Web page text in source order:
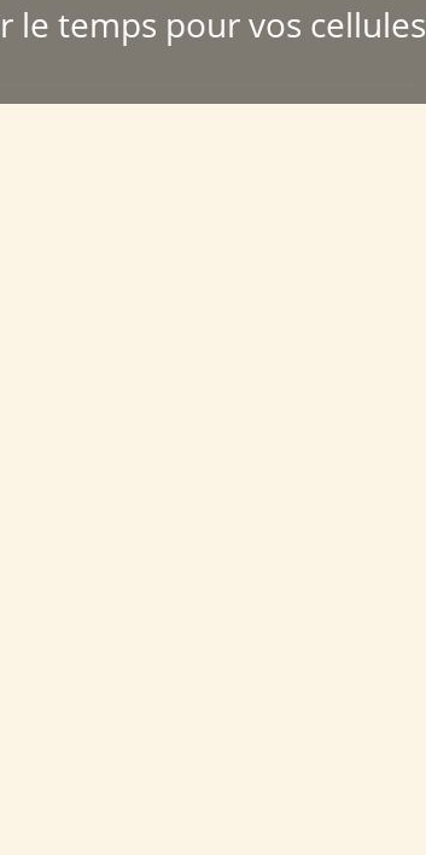
le temps pour vos cellules